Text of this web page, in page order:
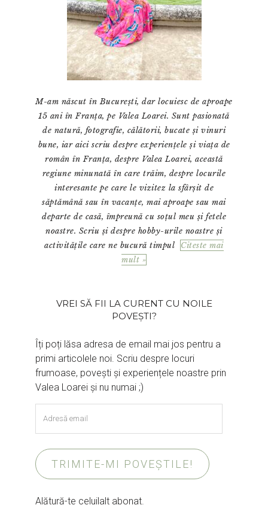
M-am născut în București, dar locuiesc de aproape
15 ani în Franța, pe Valea Loarei. Sunt pasionată
de natură, fotografie, călătorii, bucate și vinuri
bune, iar aici scriu despre experiențele și viața de
român în Franța, despre Valea Loarei, această
regiune minunată în care trăim, despre locurile
interesante pe care le vizitez la sfârșit de
săptămână sau în vacanțe, mai aproape sau mai
departe de casă, împreună cu soțul meu și fetele
noastre. Scriu și despre hobby-urile noastre și
activitățile care ne bucură timpul
Citeste mai
mult »
VREI SĂ FII LA CURENT CU NOILE
POVEȘTI?
Îți poți lăsa adresa de email mai jos pentru a
primi articolele noi. Scriu despre locuri
frumoase, povești și experiențele noastre prin
Valea Loarei și nu numai ;)
email
TRIMITE-MI POVEȘTILE!
Alătură-te celuilalt abonat.